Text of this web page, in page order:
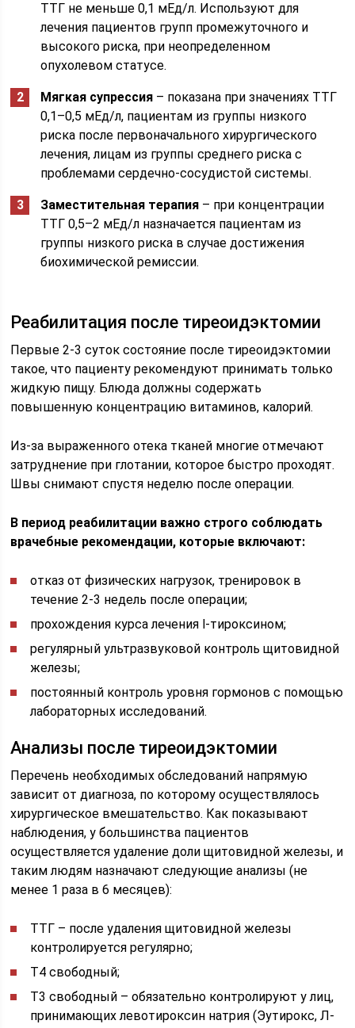
ТТГ не меньше 0,1 мЕд/л. Используют для
лечения пациентов групп промежуточного и
высокого риска, при неопределенном
опухолевом статусе.
Мягкая супрессия – показана при значениях ТТГ
0,1–0,5 мЕд/л, пациентам из группы низкого
риска после первоначального хирургического
лечения, лицам из группы среднего риска с
проблемами сердечно-сосудистой системы.
Заместительная терапия – при концентрации
ТТГ 0,5–2 мЕд/л назначается пациентам из
группы низкого риска в случае достижения
биохимической ремиссии.
Реабилитация после тиреоидэктомии
Первые 2-3 суток состояние после тиреоидэктомии
такое, что пациенту рекомендуют принимать только
жидкую пищу. Блюда должны содержать
повышенную концентрацию витаминов, калорий.
Из-за выраженного отека тканей многие отмечают
затруднение при глотании, которое быстро проходят.
Швы снимают спустя неделю после операции.
В период реабилитации важно строго соблюдать
врачебные рекомендации, которые включают:
отказ от физических нагрузок, тренировок в
течение 2-3 недель после операции;
прохождения курса лечения l-тироксином;
регулярный ультразвуковой контроль щитовидной
железы;
постоянный контроль уровня гормонов с помощью
лабораторных исследований.
Анализы после тиреоидэктомии
Перечень необходимых обследований напрямую
зависит от диагноза, по которому осуществлялось
хирургическое вмешательство. Как показывают
наблюдения, у большинства пациентов
осуществляется удаление доли щитовидной железы, и
таким людям назначают следующие анализы (не
менее 1 раза в 6 месяцев):
ТТГ – после удаления щитовидной железы
контролируется регулярно;
Т4 свободный;
Т3 свободный – обязательно контролируют у лиц,
принимающих левотироксин натрия (Эутирокс, Л-